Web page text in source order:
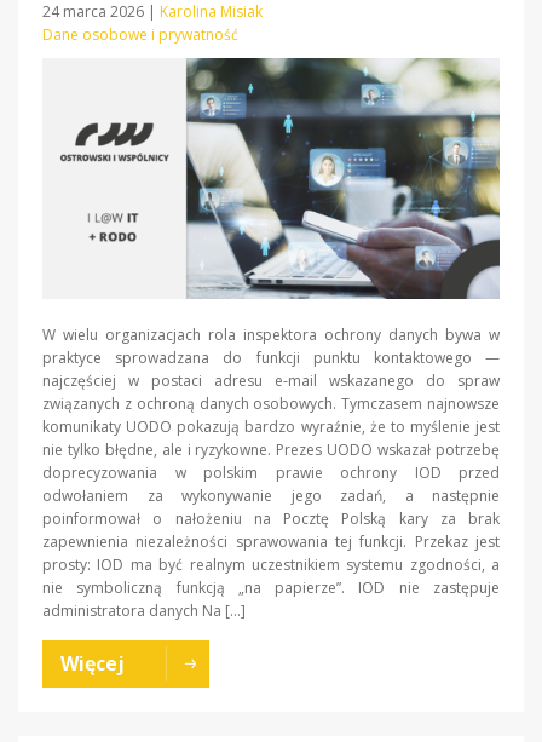
24 marca 2026 | Karolina Misiak
Dane osobowe i prywatność
W wielu organizacjach rola inspektora ochrony danych bywa w
praktyce sprowadzana do funkcji punktu kontaktowego —
najczęściej w postaci adresu e-mail wskazanego do spraw
związanych z ochroną danych osobowych. Tymczasem najnowsze
komunikaty UODO pokazują bardzo wyraźnie, że to myślenie jest
nie tylko błędne, ale i ryzykowne. Prezes UODO wskazał potrzebę
doprecyzowania w polskim prawie ochrony IOD przed
odwołaniem za wykonywanie jego zadań, a następnie
poinformował o nałożeniu na Pocztę Polską kary za brak
zapewnienia niezależności sprawowania tej funkcji. Przekaz jest
prosty: IOD ma być realnym uczestnikiem systemu zgodności, a
nie symboliczną funkcją „na papierze”. IOD nie zastępuje
administratora danych Na […]
Więcej